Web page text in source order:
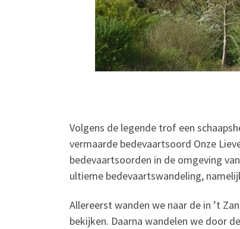
Volgens de legende trof een
vermaarde bedevaartsoord Onze
bedevaartsoorden in de omgeving
ultieme bedevaartswandeling,
Allereerst wanden we naar de in ’t
bekijken. Daarna wandelen we door